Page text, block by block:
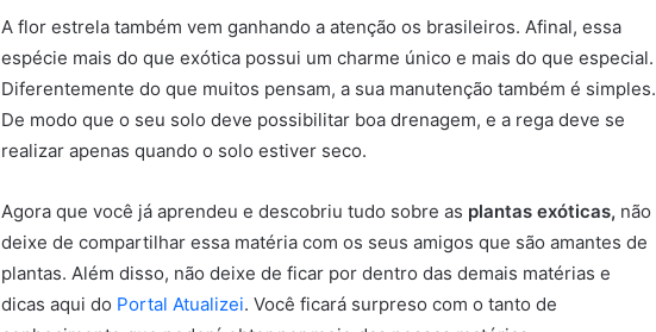
A flor estrela também vem ganhando a atenção os brasileiros. Afinal, essa
espécie mais do que exótica possui um charme único e mais do que especial.
Diferentemente do que muitos pensam, a sua manutenção também é simples.
De modo que o seu solo deve possibilitar boa drenagem, e a rega deve se
realizar apenas quando o solo estiver seco.
Agora que você já aprendeu e descobriu tudo sobre as plantas exóticas, não
deixe de compartilhar essa matéria com os seus amigos que são amantes de
plantas. Além disso, não deixe de ficar por dentro das demais matérias e
dicas aqui do Portal Atualizei. Você ficará surpreso com o tanto de